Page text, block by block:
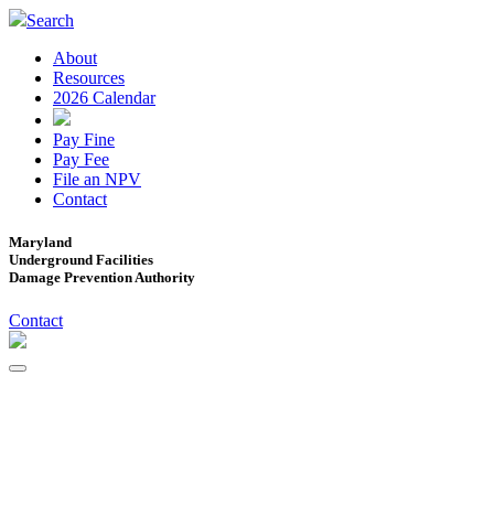
Search
About
Resources
2026 Calendar
Pay Fine
Pay Fee
File an NPV
Contact
Maryland
Underground Facilities
Damage Prevention Authority
Contact